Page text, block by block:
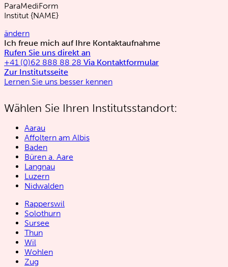
ParaMediForm
Institut {NAME}
ändern
Ich freue mich auf Ihre Kontaktaufnahme
Rufen Sie uns direkt an
+41 (0)62 888 88 28 Via Kontaktformular
Zur Institutsseite
Lernen Sie uns besser kennen
Wählen Sie Ihren Institutsstandort:
Aarau
Affoltern am Albis
Baden
Büren a. Aare
Langnau
Luzern
Nidwalden
Rapperswil
Solothurn
Sursee
Thun
Wil
Wohlen
Zug